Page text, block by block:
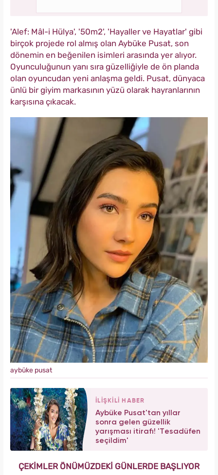
'Alef: Mâl-i Hülya', '50m2', 'Hayaller ve Hayatlar' gibi
birçok projede rol almış olan Aybüke Pusat, son
dönemin en beğenilen isimleri arasında yer alıyor.
Oyunculuğunun yanı sıra güzelliğiyle de ön planda
olan oyuncudan yeni anlaşma geldi. Pusat, dünyaca
ünlü bir giyim markasının yüzü olarak hayranlarının
karşısına çıkacak.
aybüke pusat
İLİŞKİLİ HABER
Aybüke Pusat'tan yıllar
sonra gelen güzellik
yarışması itirafı! 'Tesadüfen
seçildim'
ÇEKİMLER ÖNÜMÜZDEKİ GÜNLERDE BAŞLIYOR